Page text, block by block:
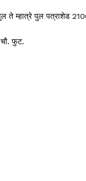
ते म्हात्रे पुल पत्राशेड
फुट.